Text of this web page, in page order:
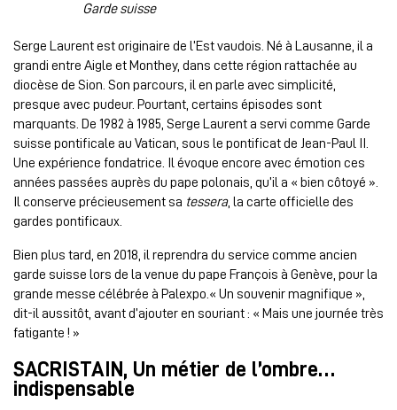
Garde suisse
Serge Laurent est originaire de l’Est vaudois. Né à Lausanne, il a
grandi entre Aigle et Monthey, dans cette région rattachée au
diocèse de Sion. Son parcours, il en parle avec simplicité,
presque avec pudeur. Pourtant, certains épisodes sont
marquants. De 1982 à 1985, Serge Laurent a servi comme Garde
suisse pontificale au Vatican, sous le pontificat de Jean-Paul II.
Une expérience fondatrice. Il évoque encore avec émotion ces
années passées auprès du pape polonais, qu’il a « bien côtoyé ».
Il conserve précieusement sa tessera, la carte officielle des
gardes pontificaux.
Bien plus tard, en 2018, il reprendra du service comme ancien
garde suisse lors de la venue du pape François à Genève, pour la
grande messe célébrée à Palexpo.« Un souvenir magnifique »,
dit-il aussitôt, avant d’ajouter en souriant : « Mais une journée très
fatigante ! »
SACRISTAIN, Un métier de l’ombre…
indispensable